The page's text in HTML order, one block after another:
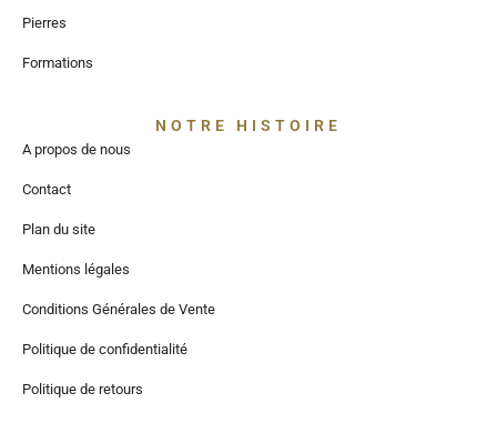
Pierres
Formations
NOTRE HISTOIRE
A propos de nous
Contact
Plan du site
Mentions légales
Conditions Générales de Vente
Politique de confidentialité
Politique de retours